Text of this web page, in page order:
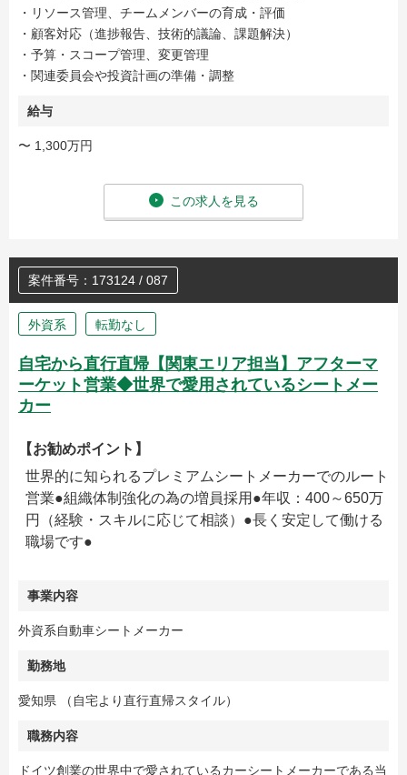
・リソース管理、チームメンバーの育成・評価
・顧客対応（進捗報告、技術的議論、課題解決）
・予算・スコープ管理、変更管理
・関連委員会や投資計画の準備・調整
給与
〜 1,300万円
この求人を見る
案件番号：173124 / 087
外資系 転勤なし
自宅から直行直帰【関東エリア担当】アフターマ
ーケット営業◆世界で愛用されているシートメー
カー
【お勧めポイント】
世界的に知られるプレミアムシートメーカーでのルート
営業●組織体制強化の為の増員採用●年収：400～650万
円（経験・スキルに応じて相談）●長く安定して働ける
職場です●
事業内容
外資系自動車シートメーカー
勤務地
愛知県 （自宅より直行直帰スタイル）
職務内容
ドイツ創業の世界中で愛されているカーシートメーカーである当